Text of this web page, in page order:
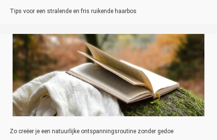
Tips voor een stralende en fris ruikende haarbos
Zo creëer je een natuurlijke ontspanningsroutine zonder gedoe